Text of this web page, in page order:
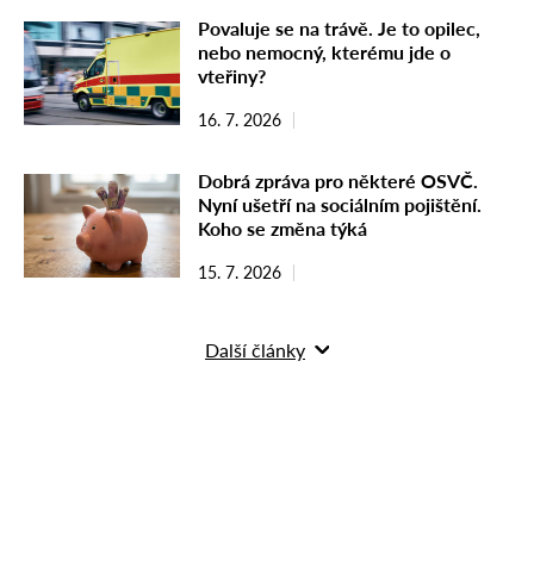
Povaluje se na trávě. Je to opilec,
nebo nemocný, kterému jde o
vteřiny?
16. 7. 2026
Dobrá zpráva pro některé OSVČ.
Nyní ušetří na sociálním pojištění.
Koho se změna týká
15. 7. 2026
Další články